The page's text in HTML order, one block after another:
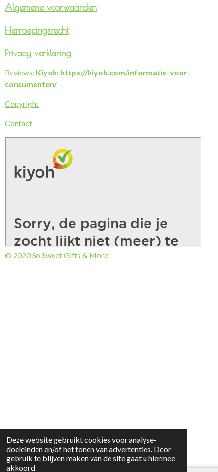
Deze website gebruikt cookies voor analyse-
doeleinden en/of het tonen van advertenties. Door
gebruik te blijven maken van de site gaat u hiermee
akkoord.
Algemene voorwaarden
Herroepingsrecht
Privacy verklaring
Reviews: Kiyoh: https://kiyoh.com/informatie-voor-
consumenten/
Copyright
Contact
© 2020 So Sweet Gifts & More